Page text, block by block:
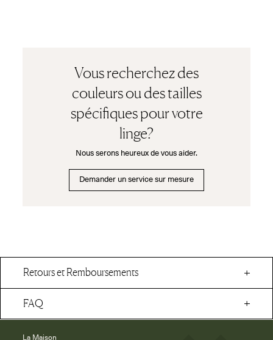
Vous recherchez des
couleurs ou des tailles
spécifiques pour votre
linge?
Nous serons heureux de vous aider.
Demander un service sur mesure
Retours et Remboursements
FAQ
La Maison